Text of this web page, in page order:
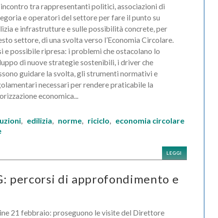
tra rappresentanti politici, associazioni di
e operatori del settore per fare il punto su
e infrastrutture e sulle possibilità concrete, per
settore, di una svolta verso l’Economia Circolare.
e possibile ripresa: i problemi che ostacolano lo
di nuove strategie sostenibili, i driver che
guidare la svolta, gli strumenti normativi e
necessari per rendere praticabile la
economica...
, edilizia, norme, riciclo, economia circolare
LEGGI
percorsi di approfondimento e
21 febbraio: proseguono le visite del Direttore